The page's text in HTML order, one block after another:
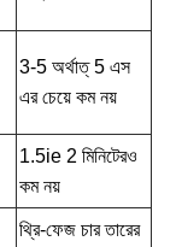
3-5 অর্থাত্ 5 এস
এর চেয়ে কম নয়
1.5ie 2 মিনিটেরও
কম নয়
থ্রি-ফেজ চার তারের